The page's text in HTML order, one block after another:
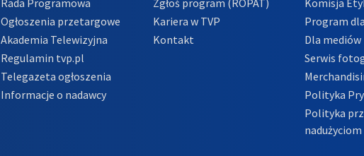
Ogłoszenia przetargowe
Akademia Telewizyjna
Regulamin tvp.pl
Telegazeta ogłoszenia
Informacje o nadawcy
Kariera w TVP
Kontakt
Program
Dla mediów
Serwis
Polityka
Polityka